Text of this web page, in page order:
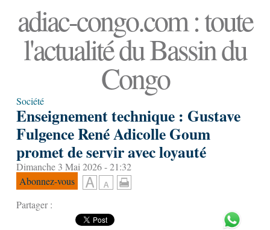
adiac-congo.com : toute
l'actualité du Bassin du
Congo
Société
Enseignement technique : Gustave
Fulgence René Adicolle Goum
promet de servir avec loyauté
Dimanche 3 Mai 2026 - 21:32
Abonnez-vous
Partager :